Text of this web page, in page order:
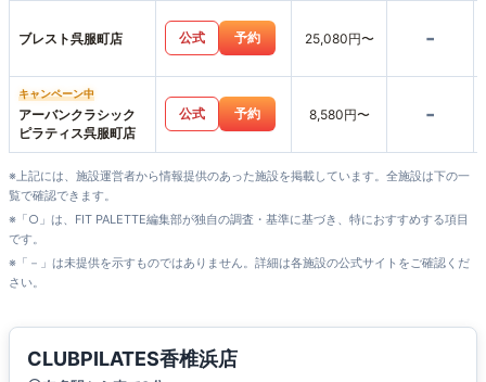
ブレスト呉服町店 公式 予約 25,080円〜 -
キャンペーン中
アーバンクラシック
ピラティス呉服町店
公式 予約 8,580円〜 -
※上記には、施設運営者から情報提供のあった施設を掲載しています。全施設は下の一
覧で確認できます。
※「○」は、FIT PALETTE編集部が独自の調査・基準に基づき、特におすすめする項目
です。
※「－」は未提供を示すものではありません。詳細は各施設の公式サイトをご確認くだ
さい。
CLUBPILATES香椎浜店